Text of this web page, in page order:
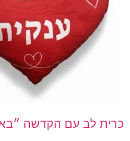
כרית לב עם הקדשה